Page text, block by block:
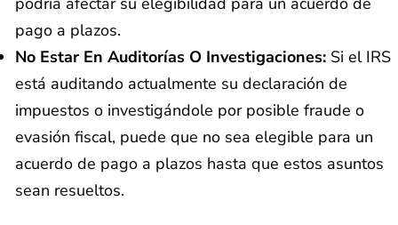
pago a plazos.
No Estar En Auditorías O Investigaciones: Si el IRS
está auditando actualmente su declaración de
impuestos o investigándole por posible fraude o
evasión fiscal, puede que no sea elegible para un
acuerdo de pago a plazos hasta que estos asuntos
sean resueltos.